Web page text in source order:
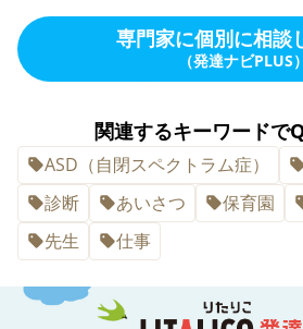
専門家に個別に相談
（発達ナビPLUS）
関連するキーワードで
ASD（自閉スペクトラム症）
診断
あいさつ 保育園
先生
仕事